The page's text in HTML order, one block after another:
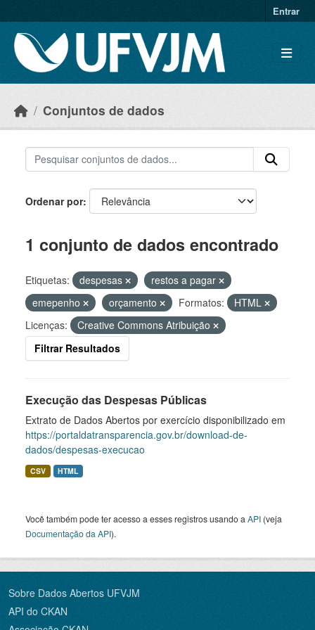
Entrar
Conjuntos de dados
Ordenar por
1 conjunto de dados encontrado
Etiquetas: despesas
restos a pagar
emepenho
orçamento Formatos:
HTML
Licenças:
Creative Commons Atribuição
Filtrar Resultados
Execução das Despesas Públicas
Extrato de Dados Abertos por exercício disponibilizado em
https://portaldatransparencia.gov.br/download-de-
dados/despesas-execucao
CSV HTML
Você também pode ter acesso a esses registros usando a API (veja
Documentação da API).
Sobre Dados Abertos UFVJM
API do CKAN